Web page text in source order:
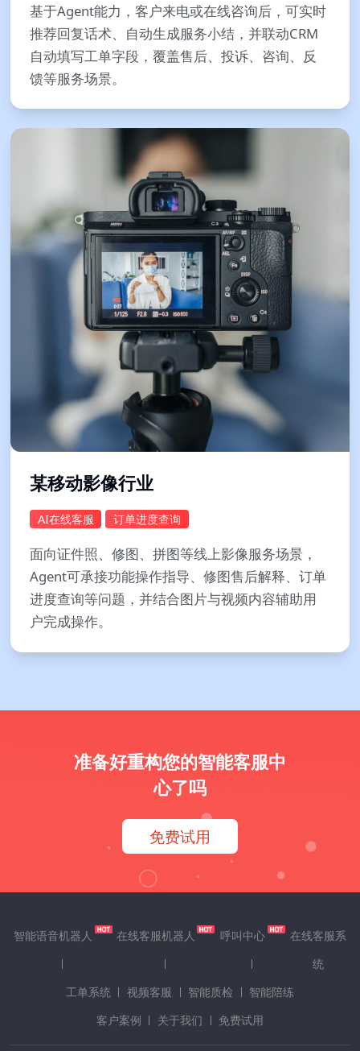
基于Agent能力，客户来电或在线咨询后，可实时
推荐回复话术、自动生成服务小结，并联动CRM
自动填写工单字段，覆盖售后、投诉、咨询、反
馈等服务场景。
某移动影像行业
AI在线客服 订单进度查询
面向证件照、修图、拼图等线上影像服务场景，
Agent可承接功能操作指导、修图售后解释、订单
进度查询等问题，并结合图片与视频内容辅助用
户完成操作。
准备好重构您的智能客服中
心了吗
免费试用
智能语音机器人 在线客服机器人 呼叫中心
在线客服系
统
工单系统
视频客服 智能质检
智能陪练
客户案例
关于我们 免费试用